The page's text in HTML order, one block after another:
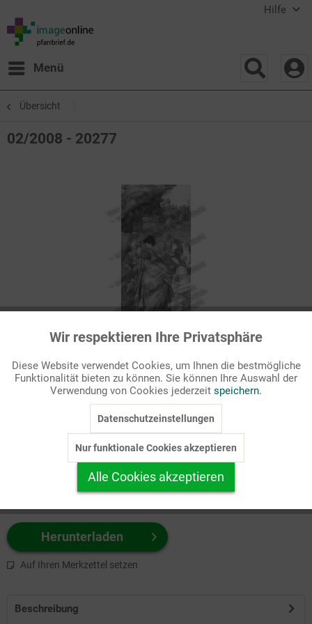
Hilfe
Menü
Übersicht
02/2008 - 20277
Passende Stichworte
Christi Himmelfahrt, Kirchenjahr
zuerst Ihr Produktformat aus.
z.B. Farbe-Grafik, Schwarz-Weiß-Grafik, mit/ohne Text ...
Herunterladen
Auf Ihren Merkzettel setzen
Beschreibung
Funktionale Aktiv
Marketing Inaktiv
Personalisierung Inaktiv
Service
Wir respektieren Ihre Privatsphäre
Diese Website verwendet Cookies, um Ihnen die bestmögliche
Funktionalität bieten zu können. Sie können Ihre Auswahl der
Verwendung von Cookies jederzeit speichern.
Datenschutzeinstellungen
Nur funktionale Cookies akzeptieren
Alle Cookies akzeptieren